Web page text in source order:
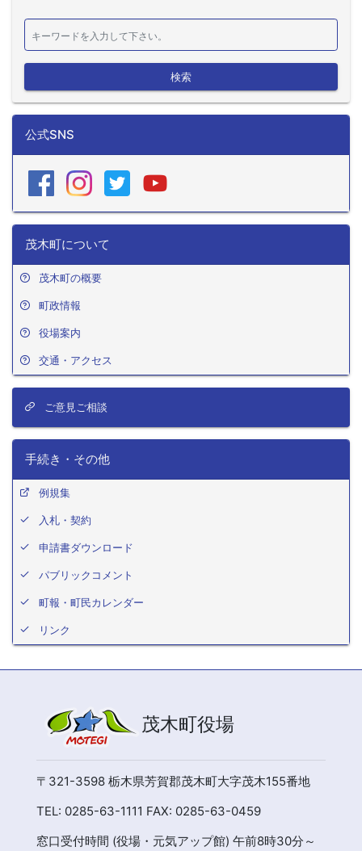
検索
公式SNS
茂木町について
茂木町の概要
町政情報
役場案内
交通・アクセス
ご意見ご相談
手続き・その他
例規集
入札・契約
申請書ダウンロード
パブリックコメント
町報・町民カレンダー
リンク
茂木町役場
〒321-3598 栃木県芳賀郡茂木町大字茂木155番地
TEL: 0285-63-1111 FAX: 0285-63-0459
窓口受付時間 (役場・元気アップ館) 午前8時30分～